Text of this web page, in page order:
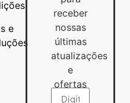
e
receber
nossas
últimas
atualizações
e
ofertas